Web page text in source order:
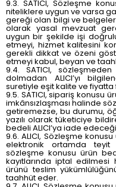
9.3. SATICI, Sözleşme
niteliklere uygun ve varsa
gereği olan bilgi ve
olarak yasal mevzuat
uygun bir şekilde işi
etmeyi, hizmet kalitesini
gerekli dikkat ve özeni
etmeyi kabul, beyan ve
9.4. SATICI,
dolmadan ALICI’yı
suretiyle eşit kalite ve
9.5. SATICI, sipariş konusu
imkânsızlaşması halinde
getiremezse, bu durumu,
yazılı olarak tüketiciye
bedeli ALICI’ya iade
9.6. ALICI, Sözleşme
elektronik ortamda
sözleşme konusu ürün
kayıtlarında iptal edilmesi
ürünü teslim
taahhüt eder.